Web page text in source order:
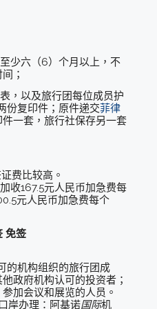
少六（6）个月以上，不
；
，以及旅行团每位成员护
份复印件；原件递交菲律
件一套，旅行社保存另一套
费比较高。
收167.5元人民币加急费每
元人民币加急费每个
免签
的机构组织的旅行团成
政府机构认可的投资者；
加会议和展览的人员。
岸办理：阿基诺国际机